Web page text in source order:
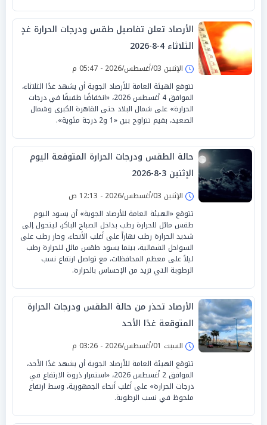
الأرصاد تعلن تفاصيل طقس ودرجات الحرارة غدٍ
الثلاثاء 4-8-2026
الإثنين 03/أغسطس/2026 - 05:47 م
تتوقع الهيئة العامة للأرصاد الجوية أن يشهد غدًا الثلاثاء،
الموافق 4 أغسطس 2026، «انخفاضًا طفيفًا في درجات
الحرارة» على شمال البلاد حتى القاهرة الكبرى وشمال
الصعيد، بقيم تتراوح بين «1 و2 درجة مئوية».
حالة الطقس ودرجات الحرارة المتوقعة اليوم
الإثنين 3-8-2026
الإثنين 03/أغسطس/2026 - 12:13 ص
تتوقع «الهيئة العامة للأرصاد الجوية» أن يسود اليوم
طقس مائل للحرارة رطب بداخل الصباح الباكر، ليتحول إلى
شديد الحرارة رطب نهاراً على أغلب الأنحاء، وحار رطب على
السواحل الشمالية، بينما يسود طقس مائل للحرارة رطب
ليلاً على معظم المحافظات، مع تواصل ارتفاع نسب
الرطوبة التي تزيد من الإحساس بالحرارة.
الأرصاد تحذر من حالة الطقس ودرجات الحرارة
المتوقعة غدًا الأحد
السبت 01/أغسطس/2026 - 03:26 م
تتوقع الهيئة العامة للأرصاد الجوية أن يشهد غدًا الأحد،
الموافق 2 أغسطس 2026، «استمرار ذروة الارتفاع في
درجات الحرارة» على أغلب أنحاء الجمهورية، وسط ارتفاع
ملحوظ في نسب الرطوبة.